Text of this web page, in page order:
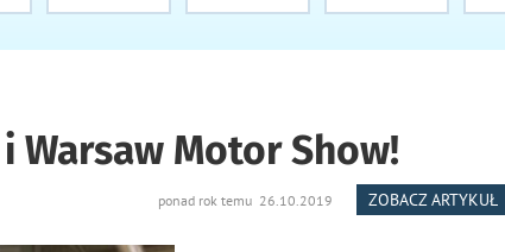
Warsaw Motor Show!
ponad rok temu 26.10.2019 ZOBACZ ARTYKUŁ